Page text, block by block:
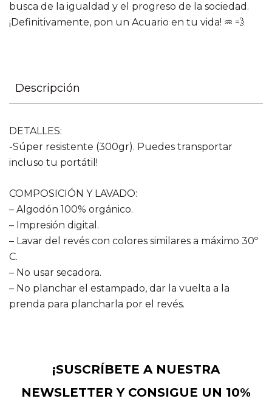
busca de la igualdad y el progreso de la sociedad.
¡Definitivamente, pon un Acuario en tu vida! ♒️ 💨
Descripción
DETALLES:
-Súper resistente (300gr). Puedes transportar
incluso tu portátil!
COMPOSICIÓN Y LAVADO:
– Algodón 100% orgánico.
– Impresión digital.
– Lavar del revés con colores similares a máximo 30º
C.
– No usar secadora.
– No planchar el estampado, dar la vuelta a la
prenda para plancharla por el revés.
¡SUSCRÍBETE A NUESTRA
NEWSLETTER Y CONSIGUE UN 10%